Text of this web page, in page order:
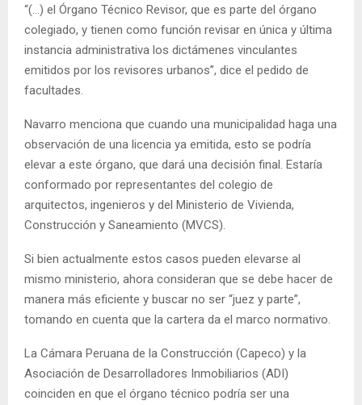
“(…) el Órgano Técnico Revisor, que es parte del órgano
colegiado, y tienen como función revisar en única y última
instancia administrativa los dictámenes vinculantes
emitidos por los revisores urbanos”, dice el pedido de
facultades.
Navarro menciona que cuando una municipalidad haga una
observación de una licencia ya emitida, esto se podría
elevar a este órgano, que dará una decisión final. Estaría
conformado por representantes del colegio de
arquitectos, ingenieros y del Ministerio de Vivienda,
Construcción y Saneamiento (MVCS).
Si bien actualmente estos casos pueden elevarse al
mismo ministerio, ahora consideran que se debe hacer de
manera más eficiente y buscar no ser “juez y parte”,
tomando en cuenta que la cartera da el marco normativo.
La Cámara Peruana de la Construcción (Capeco) y la
Asociación de Desarrolladores Inmobiliarios (ADI)
coinciden en que el órgano técnico podría ser una